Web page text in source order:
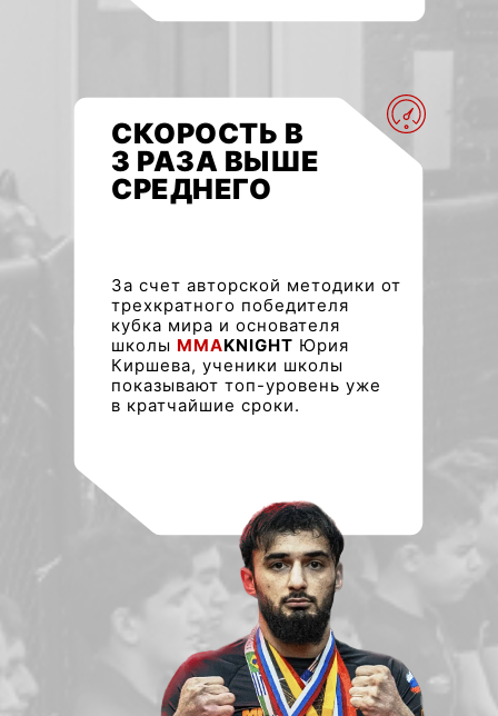
СКОРОСТЬ В
3 РАЗА ВЫШЕ
СРЕДНЕГО
За счет авторской методики от
трехкратного победителя
кубка мира и основателя
школы MMAKNIGHT Юрия
Киршева, ученики школы
показывают топ-уровень уже
в кратчайшие сроки.